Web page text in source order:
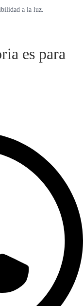
a la luz.
es para